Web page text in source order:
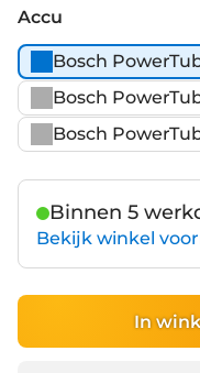
Accu
Bosch
Bosch
Bosch
Binnen 5
Bekijk winkel
In